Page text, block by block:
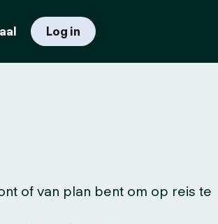
Log in
of van plan bent om op reis te